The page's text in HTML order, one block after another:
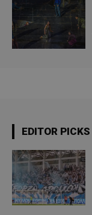
EDITOR PICKS